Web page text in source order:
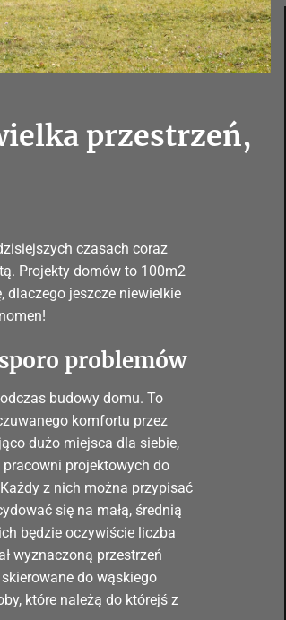
przestrzeń,
czasach coraz
Projekty domów to 100m2
dlaczego jeszcze niewielkie
problemów
budowy domu. To
komfortu przez
dużo miejsca dla siebie,
projektowych do
z nich można przypisać
się na małą, średnią
będzie oczywiście liczba
wyznaczoną przestrzeń
do wąskiego
które należą do którejś z